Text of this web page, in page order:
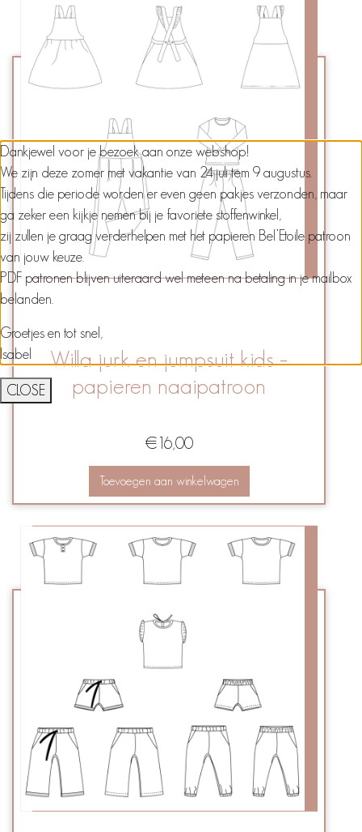
Willa jurk en jumpsuit kids –
papieren naaipatroon
€16,00
Toevoegen aan winkelwagen
Dankjewel voor je bezoek aan onze webshop!
We zijn deze zomer met vakantie van 24 juli tem 9 augustus.
Tijdens die periode worden er even geen pakjes verzonden, maar
ga zeker een kijkje nemen bij je favoriete stoffenwinkel,
zij zullen je graag verderhelpen met het papieren Bel’Etoile patroon
van jouw keuze.
PDF patronen blijven uiteraard wel meteen na betaling in je mailbox
belanden.
Groetjes en tot snel,
Isabel
CLOSE